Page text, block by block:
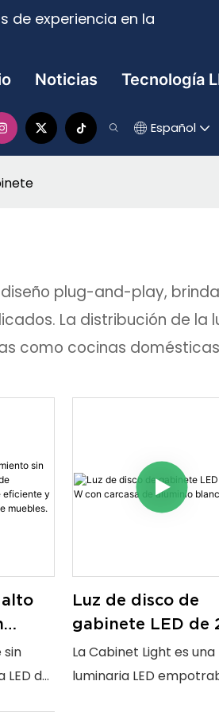
de experiencia en la
Noticias Tecnología
Español
plug-and-play,
La distribución de la
como cocinas
alto
sin
de
Luz de disco de
gabinete LED de
W con carcasa de
aluminio blanca
La Cabinet Light es una
luminaria LED